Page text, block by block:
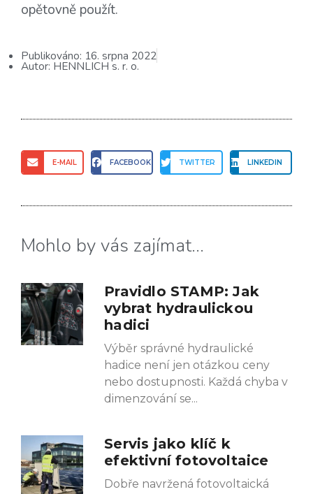
opětovně použít.
Publikováno: 16. srpna 2022
Autor: HENNLICH s. r. o.
E-MAIL FACEBOOK TWITTER LINKEDIN
Mohlo by vás zajímat...
Pravidlo STAMP: Jak
vybrat hydraulickou
hadici
Výběr správné hydraulické
hadice není jen otázkou ceny
nebo dostupnosti. Každá chyba v
dimenzování se
Servis jako klíč k
efektivní fotovoltaice
Dobře navržená fotovoltaická